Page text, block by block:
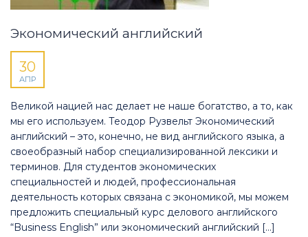
Экономический английский
30
АПР
Великой нацией нас делает не наше богатство, а то, как
мы его используем. Теодор Рузвельт Экономический
английский – это, конечно, не вид английского языка, а
своеобразный набор специализированной лексики и
терминов. Для студентов экономических
специальностей и людей, профессиональная
деятельность которых связана с экономикой, мы можем
предложить специальный курс делового английского
“Business English” или экономический английский […]